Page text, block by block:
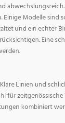
Einige Modelle sind
und ein echter
Eine
Linien und
für
kombiniert